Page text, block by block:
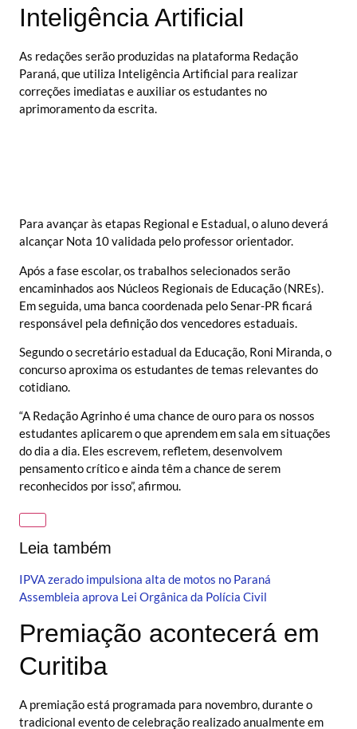
Inteligência Artificial
As redações serão produzidas na plataforma Redação
Paraná, que utiliza Inteligência Artificial para realizar
correções imediatas e auxiliar os estudantes no
aprimoramento da escrita.
Para avançar às etapas Regional e Estadual, o aluno deverá
alcançar Nota 10 validada pelo professor orientador.
Após a fase escolar, os trabalhos selecionados serão
encaminhados aos Núcleos Regionais de Educação (NREs).
Em seguida, uma banca coordenada pelo Senar-PR ficará
responsável pela definição dos vencedores estaduais.
Segundo o secretário estadual da Educação, Roni Miranda, o
concurso aproxima os estudantes de temas relevantes do
cotidiano.
“A Redação Agrinho é uma chance de ouro para os nossos
estudantes aplicarem o que aprendem em sala em situações
do dia a dia. Eles escrevem, refletem, desenvolvem
pensamento crítico e ainda têm a chance de serem
reconhecidos por isso”, afirmou.
Leia também
IPVA zerado impulsiona alta de motos no Paraná
Assembleia aprova Lei Orgânica da Polícia Civil
Premiação acontecerá em
Curitiba
A premiação está programada para novembro, durante o
tradicional evento de celebração realizado anualmente em